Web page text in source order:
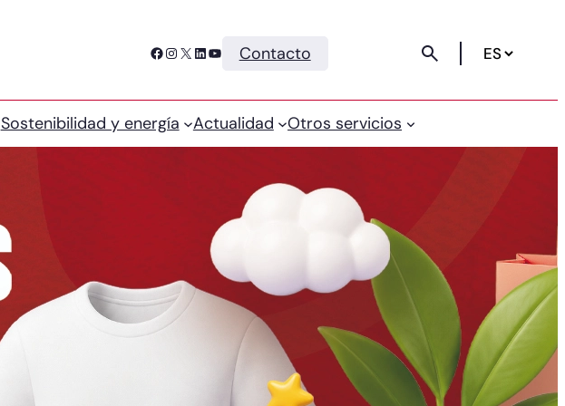
Facebook Instagram X LinkedIn YouTube Contacto
Sostenibilidad y energía Actualidad Otros servicios